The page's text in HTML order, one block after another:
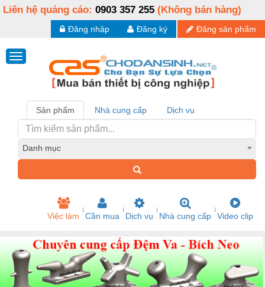
Liên hệ quảng cáo: 0903 357 255 (Không bán hàng)
Đăng sản phẩm
Đăng ký
Đăng nhập
Sản phẩm Nhà cung cấp Dịch vụ
Danh mục
Việc làm Cần mua Dịch vụ Nhà cung cấp Video clip